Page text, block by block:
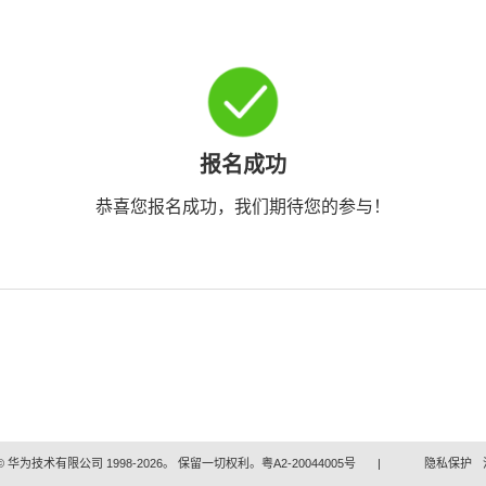
报名成功
恭喜您报名成功，我们期待您的参与！
华为技术有限公司 1998-2026。 保留一切权利。粤A2-20044005号 | 隐私保护